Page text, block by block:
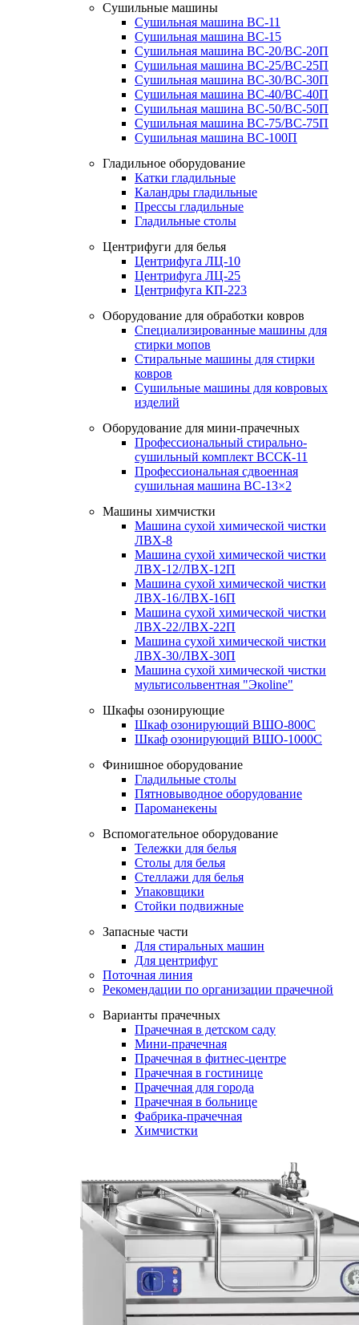
Сушильные машины
Сушильная машина ВС-11
Сушильная машина ВС-15
Сушильная машина ВС-20/ВС-20П
Сушильная машина ВС-25/ВС-25П
Сушильная машина ВС-30/ВС-30П
Сушильная машина ВС-40/ВС-40П
Сушильная машина ВС-50/ВС-50П
Сушильная машина ВС-75/ВС-75П
Сушильная машина ВС-100П
Гладильное оборудование
Катки гладильные
Каландры гладильные
Прессы гладильные
Гладильные столы
Центрифуги для белья
Центрифуга ЛЦ-10
Центрифуга ЛЦ-25
Центрифуга КП-223
Оборудование для обработки ковров
Специализированные машины для
стирки мопов
Стиральные машины для стирки
ковров
Сушильные машины для ковровых
изделий
Оборудование для мини-прачечных
Профессиональный стирально-
сушильный комплект ВССК-11
Профессиональная сдвоенная
сушильная машина ВС-13×2
Машины химчистки
Машина сухой химической чистки
ЛВХ-8
Машина сухой химической чистки
ЛВХ-12/ЛВХ-12П
Машина сухой химической чистки
ЛВХ-16/ЛВХ-16П
Машина сухой химической чистки
ЛВХ-22/ЛВХ-22П
Машина сухой химической чистки
ЛВХ-30/ЛВХ-30П
Машина сухой химической чистки
мультисольвентная "Экоline"
Шкафы озонирующие
Шкаф озонирующий ВШО-800С
Шкаф озонирующий ВШО-1000С
Финишное оборудование
Гладильные столы
Пятновыводное оборудование
Пароманекены
Вспомогательное оборудование
Тележки для белья
Столы для белья
Стеллажи для белья
Упаковщики
Стойки подвижные
Запасные части
Для стиральных машин
Для центрифуг
Поточная линия
Рекомендации по организации прачечной
Варианты прачечных
Прачечная в детском саду
Мини-прачечная
Прачечная в фитнес-центре
Прачечная в гостинице
Прачечная для города
Прачечная в больнице
Фабрика-прачечная
Химчистки